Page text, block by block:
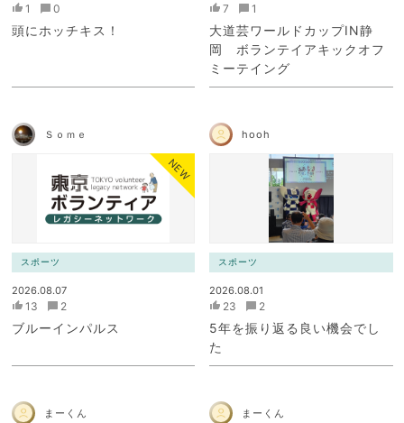
1 0
頭にホッチキス！
7 1
大道芸ワールドカップIN静
岡 ボランテイアキックオフ
ミーテイング
Ｓｏｍｅ
NEW
スポーツ
2026.08.07
13 2
ブルーインパルス
hooh
スポーツ
2026.08.01
23 2
5年を振り返る良い機会でし
た
まーくん まーくん